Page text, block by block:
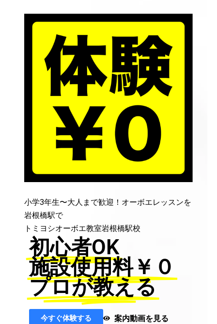
小学3年生〜大人まで歓迎！オーボエレッスンを
岩根橋駅で
トミヨシオーボエ教室岩根橋駅校
初心者OK
施設使用料￥０
プロが教える
今すぐ体験する 案内動画を見る